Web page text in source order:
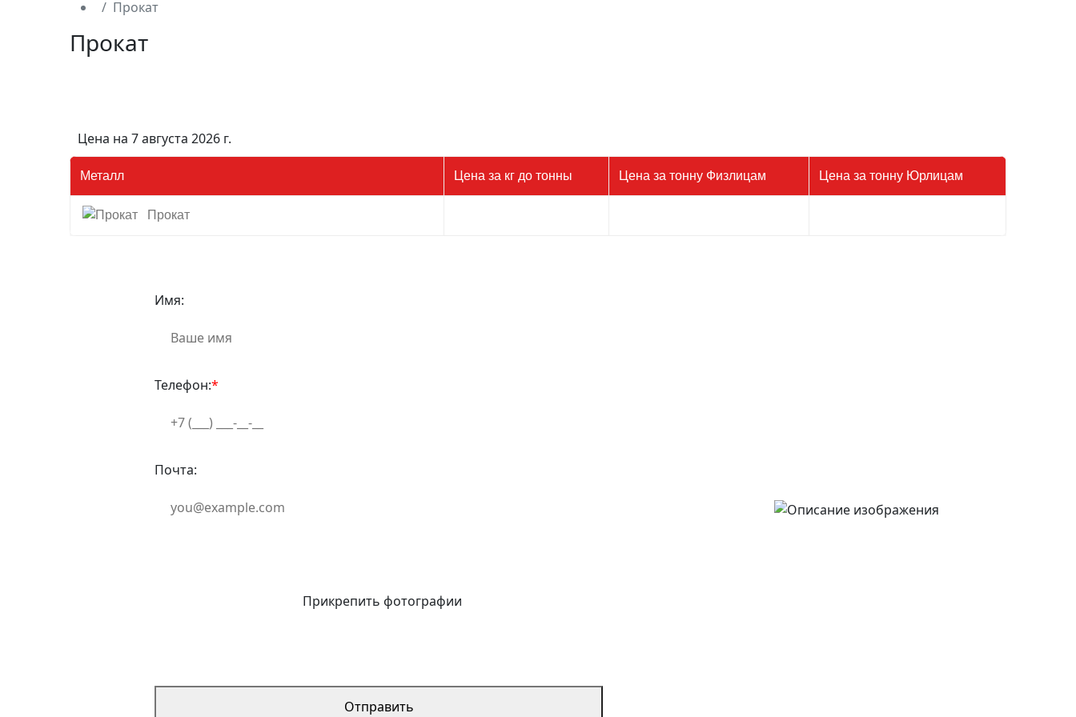
Прокат
Прокат
Цена на 7 августа 2026 г.
Металл Цена за кг до тонны Цена за тонну Физлицам Цена за тонну Юрлицам
Прокат
Имя:
Телефон:*
Почта:
Прикрепить фотографии
Отправить